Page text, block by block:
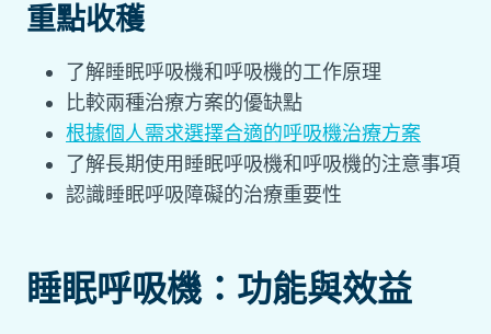
重點收穫
了解睡眠呼吸機和呼吸機的工作原理
比較兩種治療方案的優缺點
根據個人需求選擇合適的呼吸機治療方案
了解長期使用睡眠呼吸機和呼吸機的注意事項
認識睡眠呼吸障礙的治療重要性
睡眠呼吸機：功能與效益